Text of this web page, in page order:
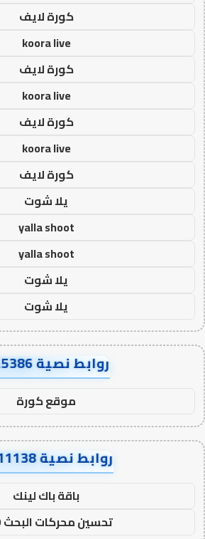
كورة لايف
koora live
كورة لايف
koora live
كورة لايف
koora live
كورة لايف
يلا شوت
yalla shoot
yalla shoot
يلا شوت
يلا شوت
روابط نصية AA5386
موقع كورة
روابط نصية AA11138
باقة باك لينك
تحسين محركات البحث SEO